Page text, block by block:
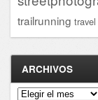
trailrunning travel
ARCHIVOS
Archivos